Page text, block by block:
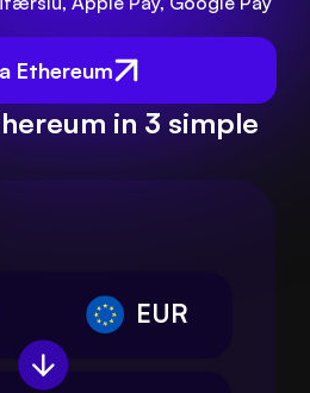
Ethereum
in 3 simple
EUR